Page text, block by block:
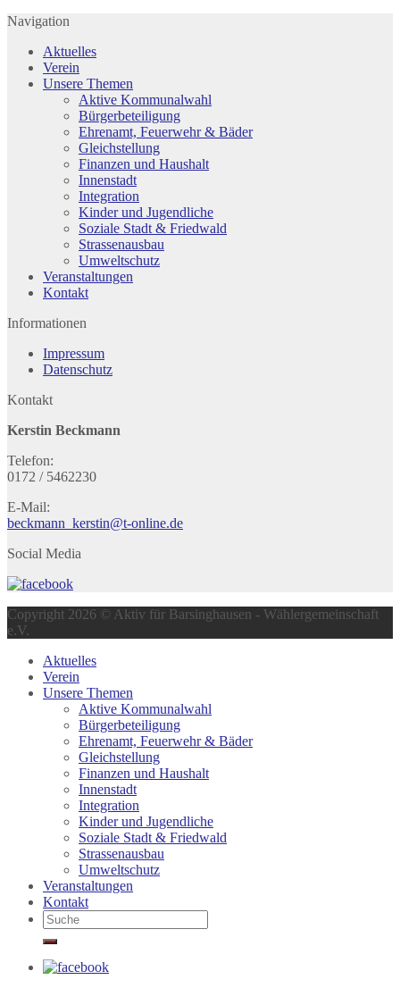
Navigation
Aktuelles
Verein
Unsere Themen
Aktive Kommunalwahl
Bürgerbeteiligung
Ehrenamt, Feuerwehr & Bäder
Gleichstellung
Finanzen und Haushalt
Innenstadt
Integration
Kinder und Jugendliche
Soziale Stadt & Friedwald
Strassenausbau
Umweltschutz
Veranstaltungen
Kontakt
Informationen
Impressum
Datenschutz
Kontakt
Kerstin Beckmann
Telefon:
0172 / 5462230
E-Mail:
beckmann_kerstin@t-online.de
Social Media
Copyright 2026 © Aktiv für Barsinghausen - Wählergemeinschaft
e.V.
Aktuelles
Verein
Unsere Themen
Aktive Kommunalwahl
Bürgerbeteiligung
Ehrenamt, Feuerwehr & Bäder
Gleichstellung
Finanzen und Haushalt
Innenstadt
Integration
Kinder und Jugendliche
Soziale Stadt & Friedwald
Strassenausbau
Umweltschutz
Veranstaltungen
Kontakt